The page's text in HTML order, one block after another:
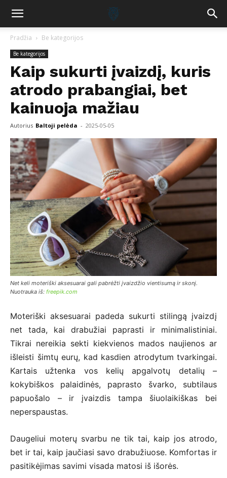
Pradžia Be kategorijos
Be kategorijos
Kaip sukurti įvaizdį, kuris
atrodo prabangiai, bet
kainuoja mažiau
Autorius Baltoji pelėda - 2025-05-05
Net keli moteriški aksesuarai gali pabrėžti įvaizdžio vientisumą ir skonį.
Nuotrauka iš: freepik.com
Moteriški aksesuarai padeda sukurti stilingą įvaizdį
net tada, kai drabužiai paprasti ir minimalistiniai.
Tikrai nereikia sekti kiekvienos mados naujienos ar
išleisti šimtų eurų, kad kasdien atrodytum tvarkingai.
Kartais užtenka vos kelių apgalvotų detalių –
kokybiškos palaidinės, paprasto švarko, subtilaus
papuošalo – ir įvaizdis tampa šiuolaikiškas bei
neperspaustas.
Daugeliui moterų svarbu ne tik tai, kaip jos atrodo,
bet ir tai, kaip jaučiasi savo drabužiuose. Komfortas ir
pasitikėjimas savimi visada matosi iš išorės.